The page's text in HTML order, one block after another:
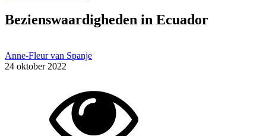
Bezienswaardigheden in Ecuador
Anne-Fleur van Spanje
24 oktober 2022